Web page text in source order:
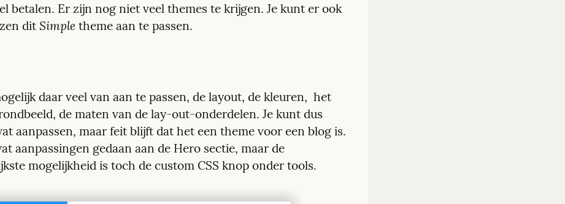
betalen. Er zijn nog niet veel themes te krijgen. Je kunt er ook
dit Simple theme aan te passen.
daar veel van aan te passen, de layout, de kleuren,  het
de maten van de lay-out-onderdelen. Je kunt dus
aanpassen, maar feit blijft dat het een theme voor een blog is.
aanpassingen gedaan aan de Hero sectie, maar de